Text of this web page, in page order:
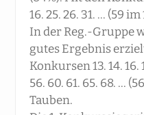
16. 25. 26. 31. ... (59 im
In der Reg.-Gruppe
gutes Ergebnis
Konkursen 13. 14. 16.
56. 60. 61. 65. 68. ...
Tauben.